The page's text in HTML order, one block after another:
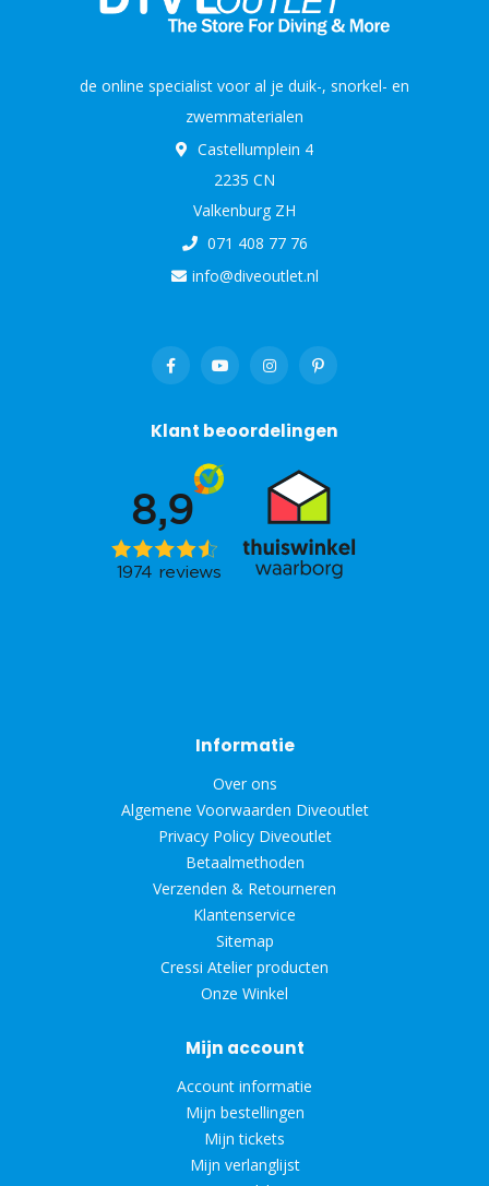
de online specialist voor al je duik-, snorkel- en
zwemmaterialen
Castellumplein 4
2235 CN
Valkenburg ZH
071 408 77 76
info@diveoutlet.nl
Klant beoordelingen
Informatie
Over ons
Algemene Voorwaarden Diveoutlet
Privacy Policy Diveoutlet
Betaalmethoden
Verzenden & Retourneren
Klantenservice
Sitemap
Cressi Atelier producten
Onze Winkel
Mijn account
Account informatie
Mijn bestellingen
Mijn tickets
Mijn verlanglijst